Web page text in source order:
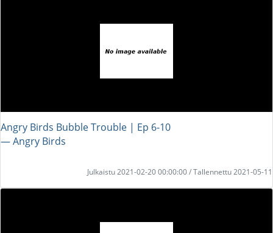
Angry Birds Bubble Trouble | Ep 6-10
― Angry Birds
Julkaistu 2021-02-20 00:00:00 / Tallennettu 2021-05-11